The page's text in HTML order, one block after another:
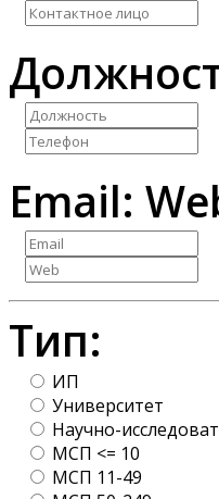
Email:
Тип:
ИП
Университет
Научно-
МСП <= 10
МСП 11-49